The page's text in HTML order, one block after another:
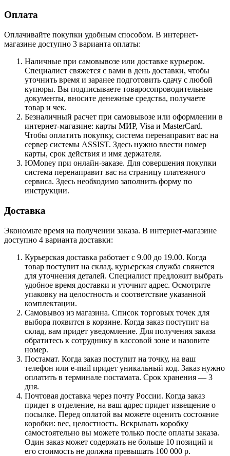
Оплата
Оплачивайте покупки удобным способом. В интернет-
магазине доступно 3 варианта оплаты:
Наличные при самовывозе или доставке курьером.
Специалист свяжется с вами в день доставки, чтобы
уточнить время и заранее подготовить сдачу с любой
купюры. Вы подписываете товаросопроводительные
документы, вносите денежные средства, получаете
товар и чек.
Безналичный расчет при самовывозе или оформлении в
интернет-магазине: карты МИР, Visa и MasterCard.
Чтобы оплатить покупку, система перенаправит вас на
сервер системы ASSIST. Здесь нужно ввести номер
карты, срок действия и имя держателя.
ЮMoney при онлайн-заказе. Для совершения покупки
система перенаправит вас на страницу платежного
сервиса. Здесь необходимо заполнить форму по
инструкции.
Доставка
Экономьте время на получении заказа. В интернет-магазине
доступно 4 варианта доставки:
Курьерская доставка работает с 9.00 до 19.00. Когда
товар поступит на склад, курьерская служба свяжется
для уточнения деталей. Специалист предложит выбрать
удобное время доставки и уточнит адрес. Осмотрите
упаковку на целостность и соответствие указанной
комплектации.
Самовывоз из магазина. Список торговых точек для
выбора появится в корзине. Когда заказ поступит на
склад, вам придет уведомление. Для получения заказа
обратитесь к сотруднику в кассовой зоне и назовите
номер.
Постамат. Когда заказ поступит на точку, на ваш
телефон или e-mail придет уникальный код. Заказ нужно
оплатить в терминале постамата. Срок хранения — 3
дня.
Почтовая доставка через почту России. Когда заказ
придет в отделение, на ваш адрес придет извещение о
посылке. Перед оплатой вы можете оценить состояние
коробки: вес, целостность. Вскрывать коробку
самостоятельно вы можете только после оплаты заказа.
Один заказ может содержать не больше 10 позиций и
его стоимость не должна превышать 100 000 р.